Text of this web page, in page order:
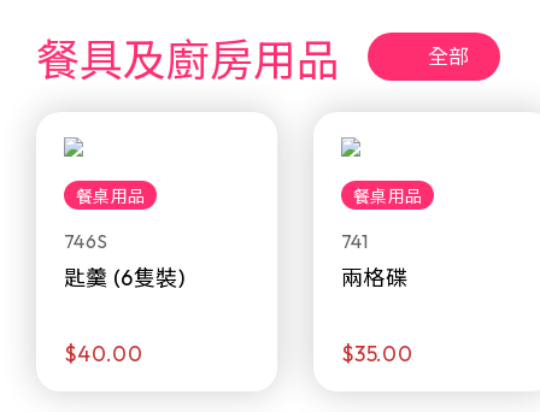
餐具及廚房用品 全部
餐桌用品
746S
匙羹 (6隻裝)
$40.00
餐桌用品
741
兩格碟
$35.00